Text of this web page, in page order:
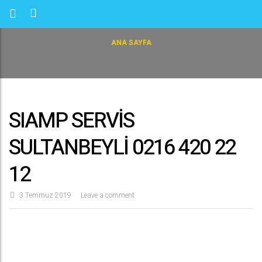
ANA SAYFA
SIAMP SERVİS
SULTANBEYLİ 0216 420 22
12
3 Temmuz 2019 Leave a comment